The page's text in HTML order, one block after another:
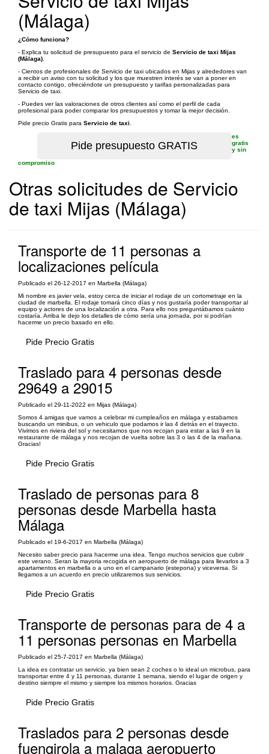
(Málaga)
¿Cómo funciona?
- Explica tu solicitud de presupuesto para el servicio de Servicio de taxi Mijas
(Málaga)
- Cientos de profesionales de Servicio de taxi ubicados en Mijas y alrededores van
a recibir un aviso con tu solicitud y los que muestren interés se van a poner en
contacto contigo, ofreciéndote un presupuesto y tarifas personalizadas para
Servicio de taxi.
- Puedes ver las valoraciones de otros clientes así como el perfil de cada
profesional para poder comparar los presupuestos y tomar la mejor decisión.
Pide precio Gratis para Servicio de taxi
es
gratis
y sin
compromiso
Otras solicitudes de Servicio
de taxi Mijas (Málaga)
Transporte de 11 personas a
localizaciones película
Publicado el 26-12-2017 en Marbella (Málaga)
Mi nombre es javier vela, estoy cerca de iniciar el rodaje de un cortometraje en la
ciudad de marbella. El rodaje tomará cinco días y nos gustaría poder transportar al
equipo y actores de una localización a otra. Para ello nos preguntábamos cuánto
costaría. Arriba le dejo los detalles de cómo sería una jornada, por si podrían
hacerme un precio basado en ello.
Pide Precio Gratis
Traslado para 4 personas desde
29649 a 29015
Publicado el 29-11-2022 en Mijas (Málaga)
Somos 4 amigas que vamos a celebrar mi cumpleaños en málaga y estabamos
buscando un minibus, o un vehiculo que podamos ir las 4 detrás en el trayecto.
Vivimos en riviera del sol y necesitamos que nos recojan para estar a las 9 en la
restaurante de málaga y nos recojan de vuelta sobre las 3 o las 4 de la mañana.
Gracias!
Pide Precio Gratis
Traslado de personas para 8
personas desde Marbella hasta
Málaga
Publicado el 19-6-2017 en Marbella (Málaga)
Necesito saber precio para hacerme una idea. Tengo muchos servicios que cubrir
este verano. Seran la mayoria recogida en aeropuerto de málaga para llevarlos a 3
apartamentos en marbella o a uno en el campanario (estepona) y viceversa. Si
llegamos a un acuerdo en precio utilizaremos sus servicios.
Pide Precio Gratis
Transporte de personas para de 4 a
11 personas personas en Marbella
Publicado el 25-7-2017 en Marbella (Málaga)
La idea es contratar un servicio, ya bien sean 2 coches o lo ideal un microbus, para
transportar entre 4 y 11 personas, durante 1 semana, siendo el lugar de origen y
destino siempre el mismo y siempre los mismos horarios. Gracias
Pide Precio Gratis
Traslados para 2 personas desde
fuengirola a malaga aeropuerto